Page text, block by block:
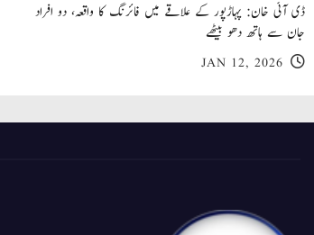
ڈی آئی خان: پہاڑپور کے علاقے میں فائرنگ کا واقعہ، دو افراد
جان سے ہاتھ دھو بیٹھے
JAN 12, 2026